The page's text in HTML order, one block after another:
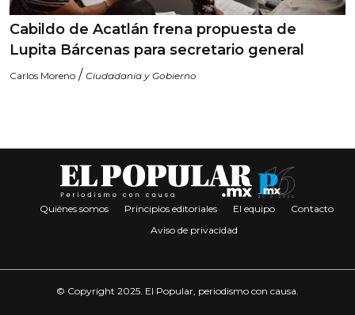
Cabildo de Acatlán frena propuesta de
Lupita Bárcenas para secretario general
Carlos Moreno / Ciudadanía y Gobierno
Quiénes somos Principios editoriales El equipo
Contacto
Aviso de privacidad
© Copyright 2025. El Popular, periodismo con causa.